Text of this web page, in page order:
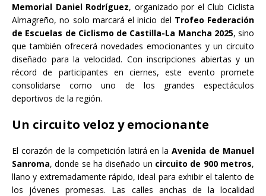
Memorial Daniel Rodríguez, organizado por el Club Ciclista
Almagreño, no solo marcará el inicio del Trofeo Federación
de Escuelas de Ciclismo de Castilla-La Mancha 2025, sino
que también ofrecerá novedades emocionantes y un circuito
diseñado para la velocidad. Con inscripciones abiertas y un
récord de participantes en ciernes, este evento promete
consolidarse como uno de los grandes espectáculos
deportivos de la región.
Un circuito veloz y emocionante
El corazón de la competición latirá en laAvenida de Manuel
Sanroma, donde se ha diseñado un circuito de 900 metros,
llano y extremadamente rápido, ideal para exhibir el talento de
los jóvenes promesas. Las calles anchas de la localidad